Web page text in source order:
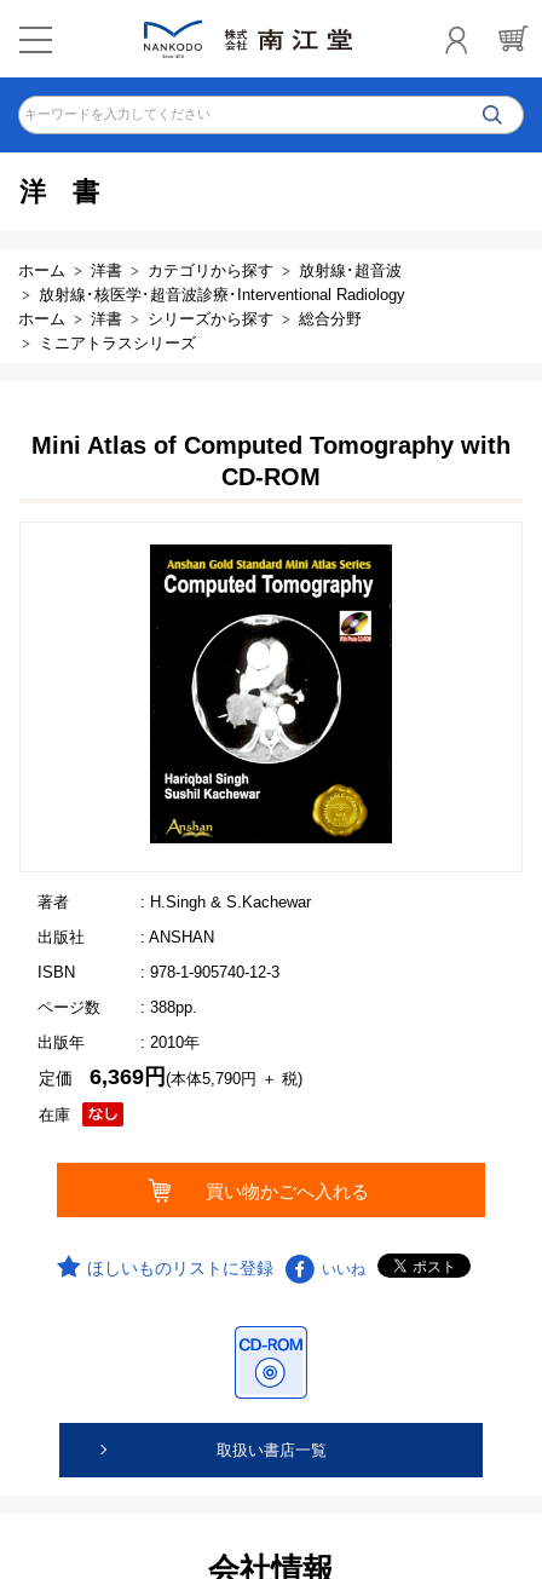
キーワードを入力してください
洋書
ホーム 洋書 カテゴリから探す
放射線･超音波
放射線･核医学･超音波診療･Interventional Radiology
ホーム
洋書 シリーズから探す
総合分野
ミニアトラスシリーズ
Mini Atlas of Computed Tomography with
CD-ROM
著者
: H.Singh & S.Kachewar
出版社
: ANSHAN
ISBN
: 978-1-905740-12-3
ページ数
: 388pp.
出版年
: 2010年
在庫
定価6,369円(本体5,790円 ＋ 税)
ほしいものリストに登録 いいね
取扱い書店一覧
会社情報